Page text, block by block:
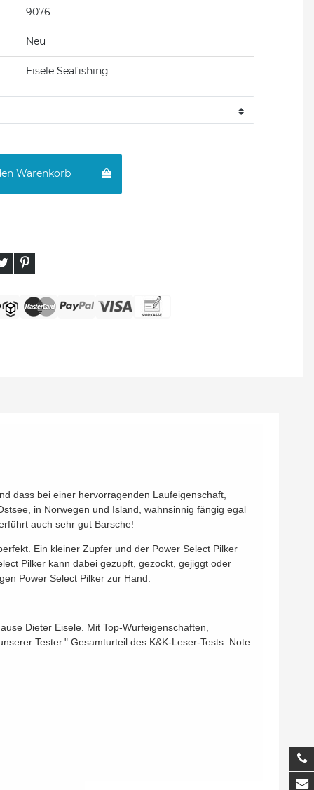
9076
Neu
Eisele Seafishing
Warenkorb
dass bei einer hervorragenden Laufeigenschaft,
in Norwegen und Island, wahnsinnig fängig egal
auch sehr gut Barsche!
Ein kleiner Zupfer und der Power Select Pilker
Pilker kann dabei gezupft, gezockt, gejiggt oder
Power Select Pilker zur Hand.
Dieter Eisele. Mit Top-Wurfeigenschaften,
Tester." Gesamturteil des K&K-Leser-Tests: Note